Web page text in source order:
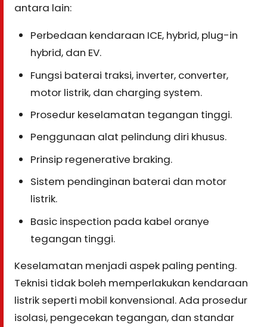
antara lain:
Perbedaan kendaraan ICE, hybrid, plug-in
hybrid, dan EV.
Fungsi baterai traksi, inverter, converter,
motor listrik, dan charging system.
Prosedur keselamatan tegangan tinggi.
Penggunaan alat pelindung diri khusus.
Prinsip regenerative braking.
Sistem pendinginan baterai dan motor
listrik.
Basic inspection pada kabel oranye
tegangan tinggi.
Keselamatan menjadi aspek paling penting.
Teknisi tidak boleh memperlakukan kendaraan
listrik seperti mobil konvensional. Ada prosedur
isolasi, pengecekan tegangan, dan standar